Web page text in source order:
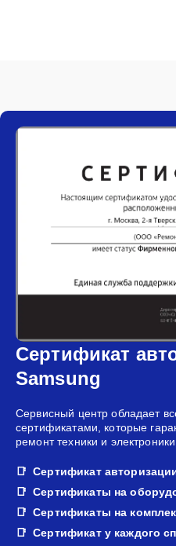
Сертификат
Samsung
Сервисный центр обладает
сертификатами, которые
ремонт техники и
Сертификат
Сертификаты на
Сертификаты на
Сертификат у каждого